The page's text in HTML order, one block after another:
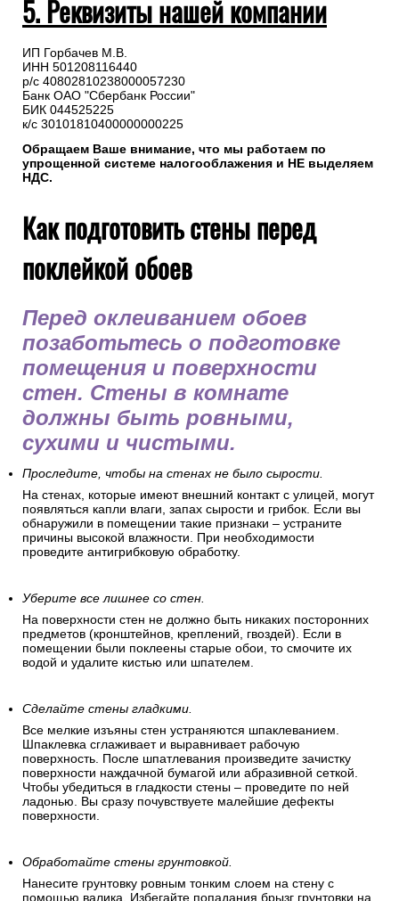
5. Реквизиты нашей компании
ИП Горбачев М.В.
ИНН 501208116440
р/с 40802810238000057230
Банк ОАО "Сбербанк России"
БИК 044525225
к/с 30101810400000000225
Обращаем Ваше внимание, что мы работаем по
упрощенной системе налогооблажения и НЕ выделяем
НДС.
Как подготовить стены перед
поклейкой обоев
Перед оклеиванием обоев
позаботьтесь о подготовке
помещения и поверхности
стен. Стены в комнате
должны быть ровными,
сухими и чистыми.
Проследите, чтобы на стенах не было сырости.
На стенах, которые имеют внешний контакт с улицей, могут
появляться капли влаги, запах сырости и грибок. Если вы
обнаружили в помещении такие признаки – устраните
причины высокой влажности. При необходимости
проведите антигрибковую обработку.
Уберите все лишнее со стен.
На поверхности стен не должно быть никаких посторонних
предметов (кронштейнов, креплений, гвоздей). Если в
помещении были поклеены старые обои, то смочите их
водой и удалите кистью или шпателем.
Сделайте стены гладкими.
Все мелкие изъяны стен устраняются шпаклеванием.
Шпаклевка сглаживает и выравнивает рабочую
поверхность. После шпатлевания произведите зачистку
поверхности наждачной бумагой или абразивной сеткой.
Чтобы убедиться в гладкости стены – проведите по ней
ладонью. Вы сразу почувствуете малейшие дефекты
поверхности.
Обработайте стены грунтовкой.
Нанесите грунтовку ровным тонким слоем на стену с
помощью валика. Избегайте попадания брызг грунтовки на